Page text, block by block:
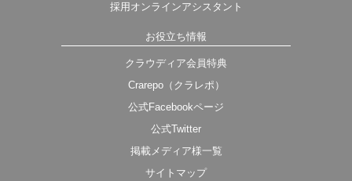
採用オンラインアシスタント
お役立ち情報
クラウディア会員特典
Crarepo（クラレポ）
公式Facebookページ
公式Twitter
掲載メディア様一覧
サイトマップ